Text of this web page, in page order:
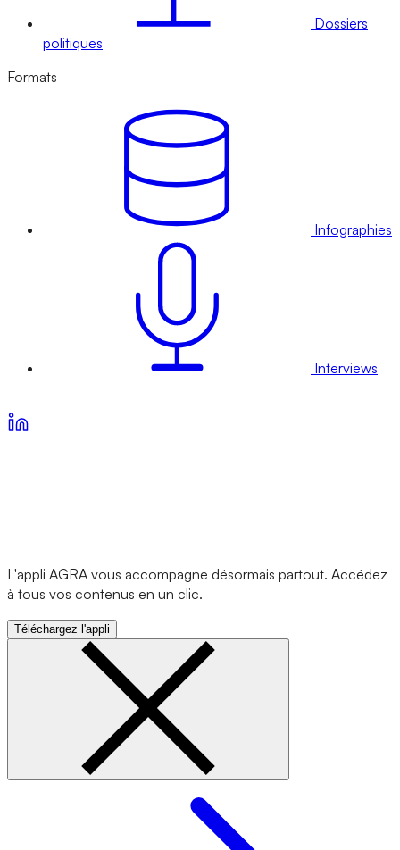
Dossiers
politiques
Formats
Infographies
Interviews
L'appli AGRA vous accompagne désormais partout. Accédez
à tous vos contenus en un clic.
Téléchargez l'appli